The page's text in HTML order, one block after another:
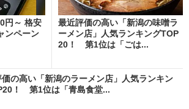
円～ 格安
ンペーン
最近評価の高い「新潟の味噌ラ
ーメン店」人気ランキングTOP
20！ 第1位は「ごは...
の高い「新潟のラーメン店」人気ランキン
！ 第1位は「青島食堂...